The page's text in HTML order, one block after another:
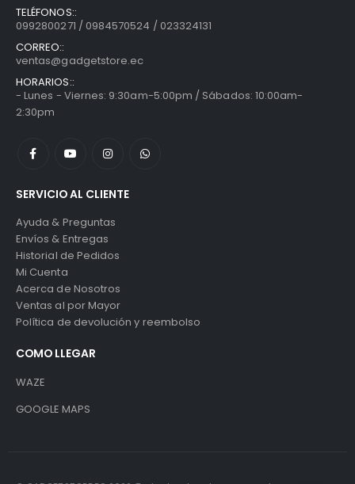
TELÉFONOS::
0992800271 / 0984570524 / 023324131
CORREO::
ventas@gadgetstore.ec
HORARIOS::
- Lunes - Viernes: 9:30am-5:00pm / Sábados: 10:00am-
2:30pm
SERVICIO AL CLIENTE
Ayuda & Preguntas
Envíos & Entregas
Historial de Pedidos
Mi Cuenta
Acerca de Nosotros
Ventas al por Mayor
Política de devolución y reembolso
COMO LLEGAR
WAZE
GOOGLE MAPS